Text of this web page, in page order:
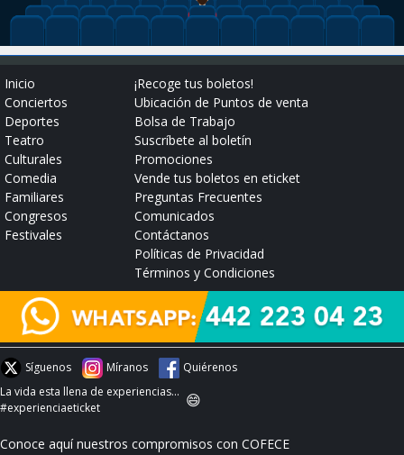
Inicio
Conciertos
Deportes
Teatro
Culturales
Comedia
Familiares
Congresos
Festivales
¡Recoge tus boletos!
Ubicación de Puntos de venta
Bolsa de Trabajo
Suscríbete al boletín
Promociones
Vende tus boletos en eticket
Preguntas Frecuentes
Comunicados
Contáctanos
Políticas de Privacidad
Términos y Condiciones
Síguenos Míranos
Quiérenos
La vida esta llena de experiencias...
#experienciaeticket
😄
Conoce aquí nuestros compromisos con COFECE